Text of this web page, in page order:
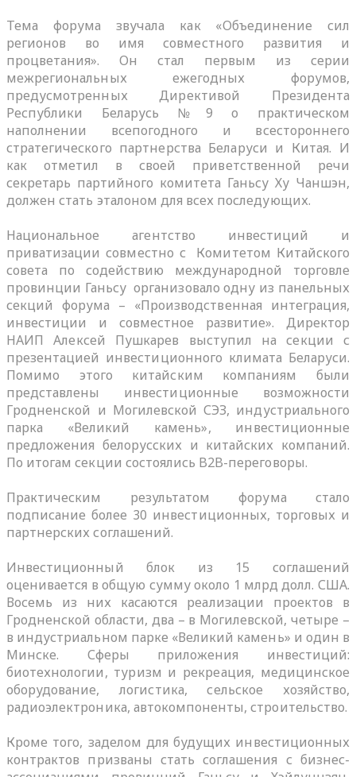
Тема форума звучала как «Объединение сил
регионов во имя совместного развития и
процветания». Он стал первым из серии
межрегиональных ежегодных форумов,
предусмотренных Директивой Президента
Республики Беларусь №9 о практическом
наполнении всепогодного и всестороннего
стратегического партнерства Беларуси и Китая. И
как отметил в своей приветственной речи
секретарь партийного комитета Ганьсу Ху Чаншэн,
должен стать эталоном для всех последующих.
Национальное агентство инвестиций и
приватизации совместно с Комитетом Китайского
совета по содействию международной торговле
провинции Ганьсу организовало одну из панельных
секций форума – «Производственная интеграция,
инвестиции и совместное развитие». Директор
НАИП Алексей Пушкарев выступил на секции с
презентацией инвестиционного климата Беларуси.
Помимо этого китайским компаниям были
представлены инвестиционные возможности
Гродненской и Могилевской СЭЗ, индустриального
парка «Великий камень», инвестиционные
предложения белорусских и китайских компаний.
По итогам секции состоялись B2B-переговоры.
Практическим результатом форума стало
подписание более 30 инвестиционных, торговых и
партнерских соглашений.
Инвестиционный блок из 15 соглашений
оценивается в общую сумму около 1 млрд долл. США.
Восемь из них касаются реализации проектов в
Гродненской области, два – в Могилевской, четыре –
в индустриальном парке «Великий камень» и один в
Минске. Сферы приложения инвестиций:
биотехнологии, туризм и рекреация, медицинское
оборудование, логистика, сельское хозяйство,
радиоэлектроника, автокомпоненты, строительство.
Кроме того, заделом для будущих инвестиционных
контрактов призваны стать соглашения с бизнес-